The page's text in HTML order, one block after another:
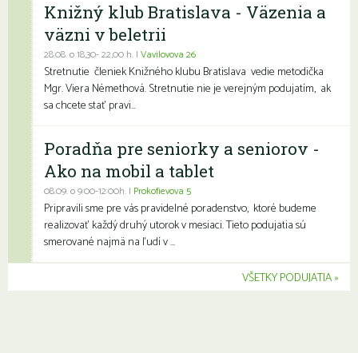
Knižný klub Bratislava - Väzenia a
väzni v beletrii
28.08. o 18,30- 22,00 h. | Vavilovova 26
Stretnutie členiek Knižného klubu Bratislava vedie metodička
Mgr. Viera Némethová. Stretnutie nie je verejným podujatím, ak
sa chcete stať pravi...
Poradňa pre seniorky a seniorov -
Ako na mobil a tablet
08.09. o 9:00-12:00h. | Prokofievova 5
Pripravili sme pre vás pravidelné poradenstvo, ktoré budeme
realizovať každý druhý utorok v mesiaci. Tieto podujatia sú
smerované najmä na ľudí v ...
VŠETKY PODUJATIA